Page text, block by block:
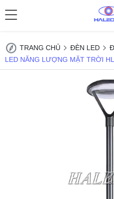
TRANG CHỦ ĐÈN LED
LED NĂNG LƯỢNG MẶT TRỜI